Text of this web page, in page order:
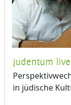
Judentum
in jüdische